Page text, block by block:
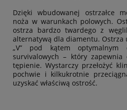
Dzięki wbudowanej ostrzałce
noża w warunkach polowych.
ostrza bardzo twardego z
alternatywą dla diamentu. Ostrza
„V” pod kątem
survivalowych – który
tępienie. Wystarczy przełożyć
pochwie i kilkukrotnie
uzyskać właściwą ostrość.